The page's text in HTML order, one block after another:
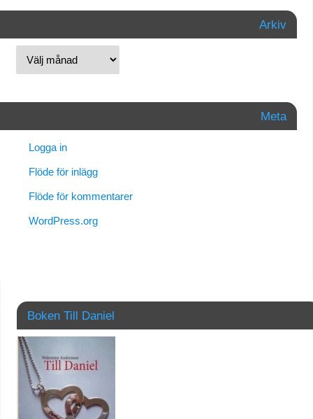
Arkiv
Meta
Logga in
Flöde för inlägg
Flöde för kommentarer
WordPress.org
Boken Till Daniel